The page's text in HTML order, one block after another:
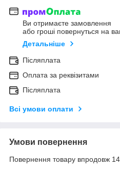
Ви отримаєте замовлення
або гроші повернуться на
Детальніше
Післяплата
Оплата за реквізитами
Післяплата
Всі умови оплати
Умови повернення
Повернення товару впродовж